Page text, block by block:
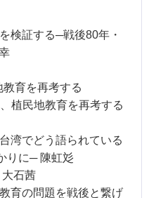
検証する─戦後80年・
育を再考する
植民地教育を再考する
湾でどう語られている
りに─ 陳虹彣
石茜
育の問題を戦後と繋げ